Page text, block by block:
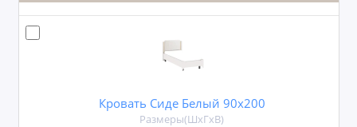
Кровать Сиде Белый 90х200
Размеры(ШxГxВ)